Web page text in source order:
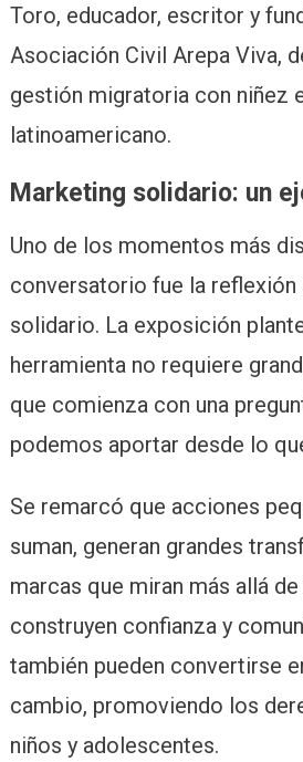
Toro, educador, escritor y
Asociación Civil Arepa Viva,
gestión migratoria con niñez
latinoamericano.
Marketing solidario: un
Uno de los momentos más
conversatorio fue la
solidario. La exposición
herramienta no requiere
que comienza con una
podemos aportar desde lo
Se remarcó que acciones
suman, generan grandes
marcas que miran más allá
construyen confianza y
también pueden convertirse
cambio, promoviendo los
niños y adolescentes.